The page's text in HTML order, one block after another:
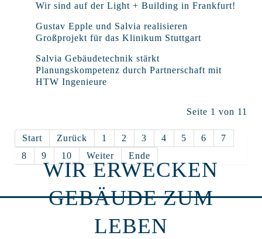
Wir sind auf der Light + Building in Frankfurt!
Gustav Epple und Salvia realisieren
Großprojekt für das Klinikum Stuttgart
Salvia Gebäudetechnik stärkt
Planungskompetenz durch Partnerschaft mit
HTW Ingenieure
Seite 1 von 11
Start Zurück 1 2 3 4 5 6
7
8
9 10 Weiter Ende
WIR ERWECKEN
GEBÄUDE ZUM
LEBEN